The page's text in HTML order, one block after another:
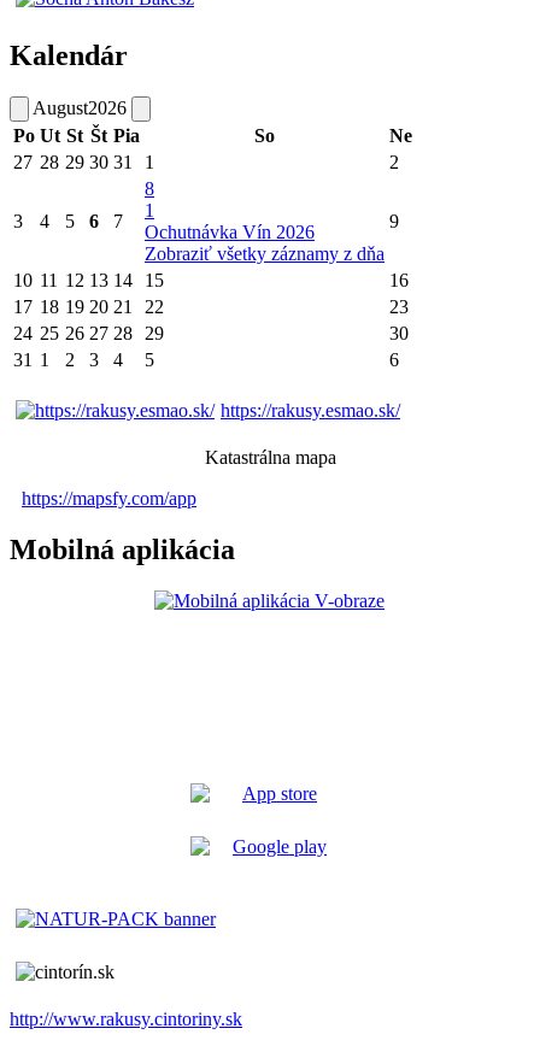
Kalendár
August2026
Po Ut St Št Pia So
Ne
27 28 29 30 31 1 2
3 4 5 6 7
8
1
Ochutnávka Vín 2026
Zobraziť všetky záznamy z dňa
9
10 11 12 13 14 15
16
17 18 19 20 21 22
23
24 25 26 27 28 29
30
31 1 2 3 4 5 6
https://rakusy.esmao.sk/
Katastrálna mapa
https://mapsfy.com/app
Mobilná aplikácia
http://www.rakusy.cintoriny.sk